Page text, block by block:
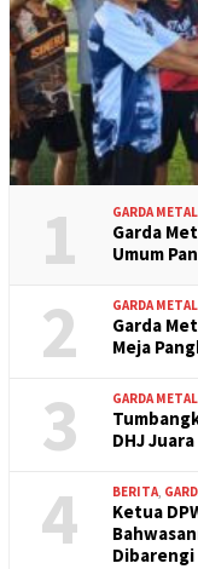
1 GARDA METAL
Garda
Umum
2 GARDA METAL
Garda
Meja
3 GARDA METAL
DHJ
4 BERITA,
Ketua
Dibarengi